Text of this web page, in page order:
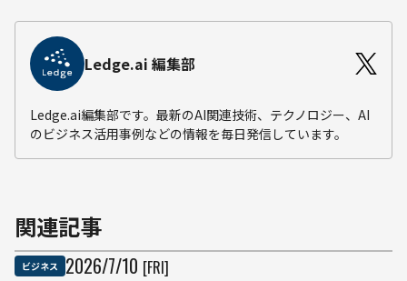
Ledge.ai 編集部
Ledge.ai編集部です。最新のAI関連技術、テクノロジー、AI
のビジネス活用事例などの情報を毎日発信しています。
関連記事
ビジネス 2026/7/10 [FRI]